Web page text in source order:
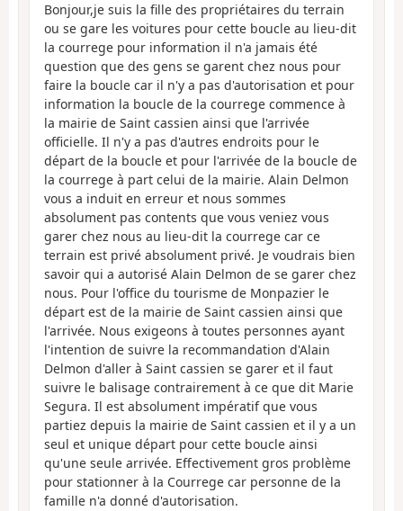
Bonjour,je suis la fille des propriétaires du terrain
ou se gare les voitures pour cette boucle au lieu-dit
la courrege pour information il n'a jamais été
question que des gens se garent chez nous pour
faire la boucle car il n'y a pas d'autorisation et pour
information la boucle de la courrege commence à
la mairie de Saint cassien ainsi que l'arrivée
officielle. Il n'y a pas d'autres endroits pour le
départ de la boucle et pour l'arrivée de la boucle de
la courrege à part celui de la mairie. Alain Delmon
vous a induit en erreur et nous sommes
absolument pas contents que vous veniez vous
garer chez nous au lieu-dit la courrege car ce
terrain est privé absolument privé. Je voudrais bien
savoir qui a autorisé Alain Delmon de se garer chez
nous. Pour l'office du tourisme de Monpazier le
départ est de la mairie de Saint cassien ainsi que
l'arrivée. Nous exigeons à toutes personnes ayant
l'intention de suivre la recommandation d'Alain
Delmon d'aller à Saint cassien se garer et il faut
suivre le balisage contrairement à ce que dit Marie
Segura. Il est absolument impératif que vous
partiez depuis la mairie de Saint cassien et il y a un
seul et unique départ pour cette boucle ainsi
qu'une seule arrivée. Effectivement gros problème
pour stationner à la Courrege car personne de la
famille n'a donné d'autorisation.